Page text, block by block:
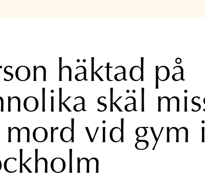
häktad på
skäl
vid gym i